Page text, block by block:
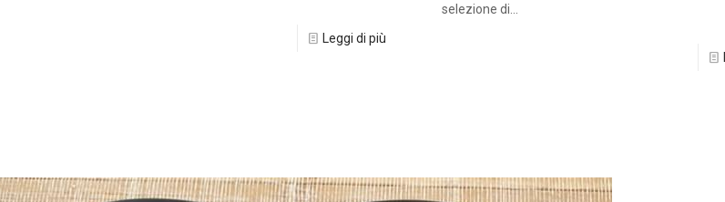
Leggi di più
selezione di...